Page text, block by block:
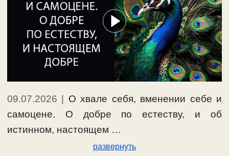
09.07.2026 | О хвале себя, вменении себе и
самоцене. О добре по естеству, и об
истинном, настоящем …
развернуть